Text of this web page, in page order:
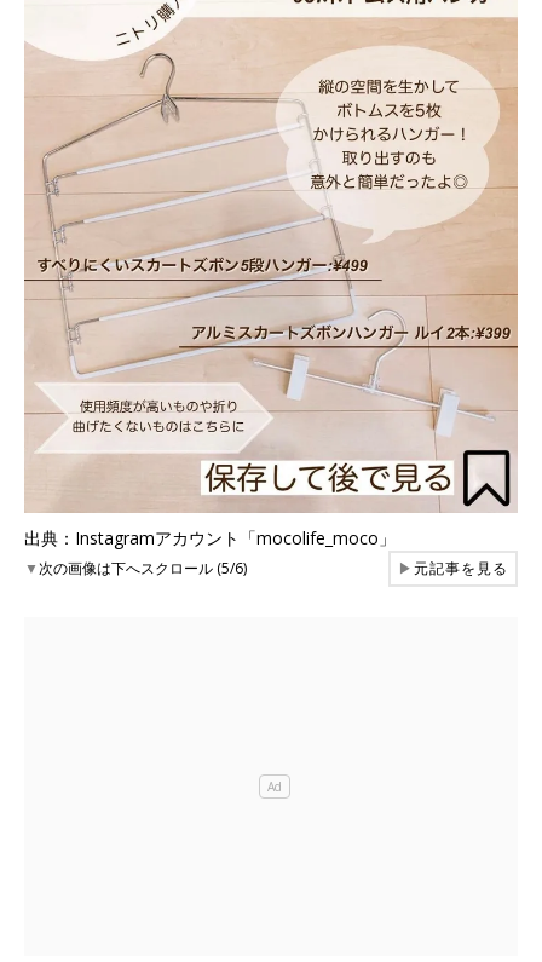
出典：Instagramアカウント「mocolife_moco」
▼次の画像は下へスクロール (5/6) ▶元記事を見る